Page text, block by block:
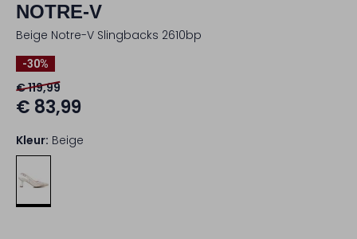
NOTRE-V
Beige Notre-V Slingbacks 2610bp
-30%
€ 119,99
€ 83,99
Kleur: Beige